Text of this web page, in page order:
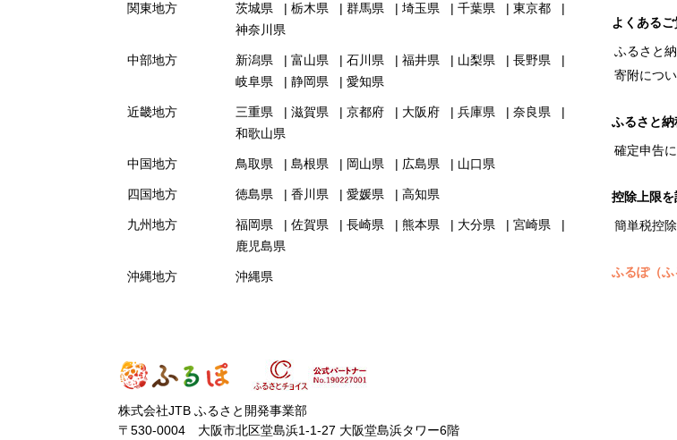
関東地方 茨城県 栃木県 群馬県 埼玉県 千葉県
東京都
神奈川県
中部地方 新潟県 富山県 石川県 福井県 山梨県
長野県
岐阜県
静岡県 愛知県
近畿地方 三重県 滋賀県 京都府 大阪府 兵庫県
奈良県
和歌山県
中国地方 鳥取県 島根県 岡山県 広島県 山口県
四国地方 徳島県 香川県 愛媛県 高知県
九州地方 福岡県 佐賀県 長崎県 熊本県 大分県
宮崎県
鹿児島県
沖縄地方 沖縄県
よくあるご
ふるさと
寄附につ
ふるさと
確定申告
控除上限
簡単税控
ふるぽ（
株式会社JTB ふるさと開発事業部
〒530-0004 大阪市北区堂島浜1-1-27 大阪堂島浜タワー6階